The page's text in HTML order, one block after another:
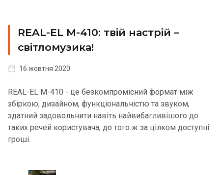
REAL-EL M-410: твій настрій –
світломузика!
16 жовтня 2020
REAL-EL M-410 - це безкомпромісний формат між
збіркою, дизайном, функціональністю та звуком,
здатний задовольнити навіть найвибагливішого до
таких речей користувача, до того ж за цілком доступні
гроші.